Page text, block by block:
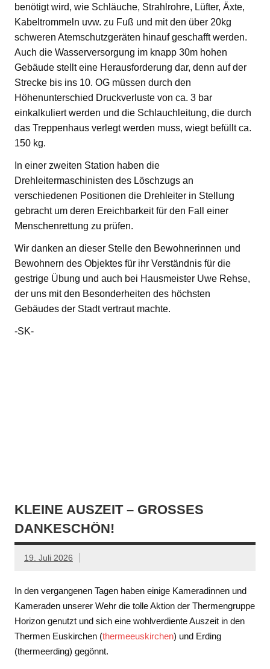
benötigt wird, wie Schläuche, Strahlrohre, Lüfter, Äxte,
Kabeltrommeln uvw. zu Fuß und mit den über 20kg
schweren Atemschutzgeräten hinauf geschafft werden.
Auch die Wasserversorgung im knapp 30m hohen
Gebäude stellt eine Herausforderung dar, denn auf der
Strecke bis ins 10. OG müssen durch den
Höhenunterschied Druckverluste von ca. 3 bar
einkalkuliert werden und die Schlauchleitung, die durch
das Treppenhaus verlegt werden muss, wiegt befüllt ca.
150 kg.
In einer zweiten Station haben die
Drehleitermaschinisten des Löschzugs an
verschiedenen Positionen die Drehleiter in Stellung
gebracht um deren Ereichbarkeit für den Fall einer
Menschenrettung zu prüfen.
Wir danken an dieser Stelle den Bewohnerinnen und
Bewohnern des Objektes für ihr Verständnis für die
gestrige Übung und auch bei Hausmeister Uwe Rehse,
der uns mit den Besonderheiten des höchsten
Gebäudes der Stadt vertraut machte.
-SK-
KLEINE AUSZEIT – GROSSES D
ANKESCHÖN!
19. Juli 2026
In den vergangenen Tagen haben einige Kameradinnen und
Kameraden unserer Wehr die tolle Aktion der Thermengruppe
Horizon genutzt und sich eine wohlverdiente Auszeit in den
Thermen Euskirchen (thermeeuskirchen) und Erding
(thermeerding) gegönnt.